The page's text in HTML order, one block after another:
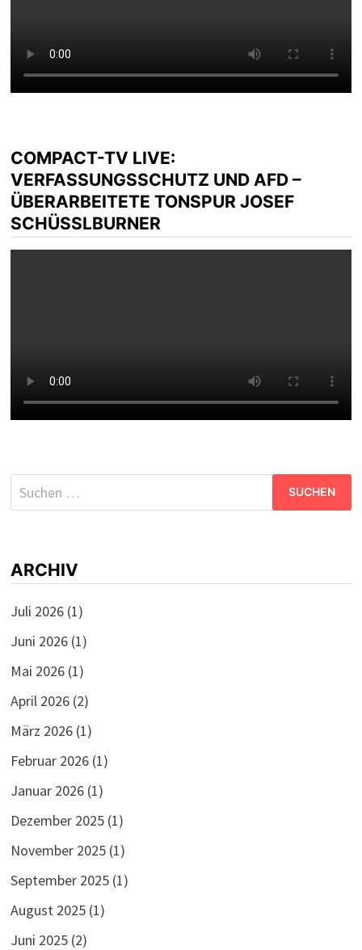
COMPACT-TV LIVE:
VERFASSUNGSSCHUTZ UND AFD –
ÜBERARBEITETE TONSPUR JOSEF
SCHÜSSLBURNER
Suchen
nach:
ARCHIV
Juli 2026(1)
Juni 2026(1)
Mai 2026(1)
April 2026(2)
März 2026(1)
Februar 2026(1)
Januar 2026(1)
Dezember 2025(1)
November 2025(1)
September 2025(1)
August 2025(1)
Juni 2025(2)